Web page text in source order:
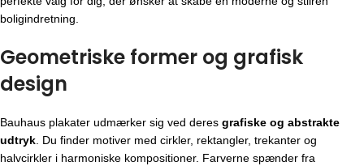
boligindretning.
Geometriske former og grafisk
design
Bauhaus plakater udmærker sig ved deres grafiske og abstrakte
udtryk . Du finder motiver med cirkler, rektangler, trekanter og
halvcirkler i harmoniske kompositioner. Farverne spænder fra